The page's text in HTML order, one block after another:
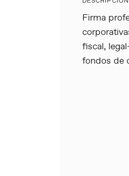
Firma
fiscal,
fondos de